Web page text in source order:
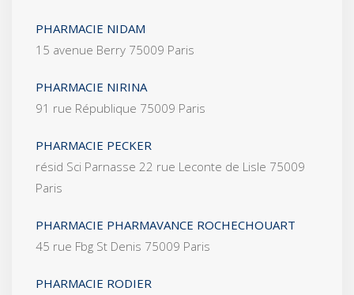
PHARMACIE NIDAM
15 avenue Berry 75009 Paris
PHARMACIE NIRINA
91 rue République 75009 Paris
PHARMACIE PECKER
résid Sci Parnasse 22 rue Leconte de Lisle 75009
Paris
PHARMACIE PHARMAVANCE ROCHECHOUART
45 rue Fbg St Denis 75009 Paris
PHARMACIE RODIER